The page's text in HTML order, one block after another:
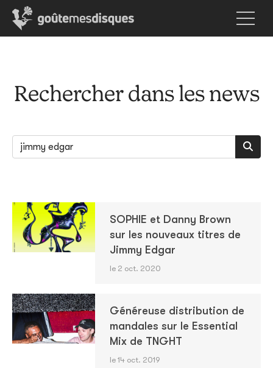
Rechercher dans les news
SOPHIE et Danny Brown
sur les nouveaux titres de
Jimmy Edgar
le 2 oct. 2020
Généreuse distribution de
mandales sur le Essential
Mix de TNGHT
le 14 oct. 2019